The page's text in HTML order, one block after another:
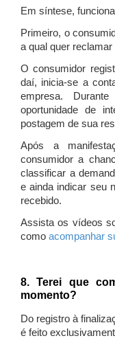
Em síntese,
Primeiro, o
a qual quer
O consumidor
daí, inicia-se a
empresa.
oportunidade de
postagem de sua
Após a
consumidor a
classificar a
e ainda indicar seu
recebido.
Assista os vídeos
como acompanhar
8. Terei que
momento?
Do registro à
é feito